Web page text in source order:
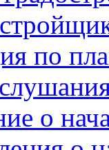
по
о